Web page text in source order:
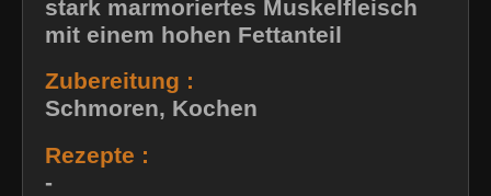
stark marmoriertes Muskelfleisch
mit einem hohen Fettanteil
Zubereitung :
Schmoren, Kochen
Rezepte :
-